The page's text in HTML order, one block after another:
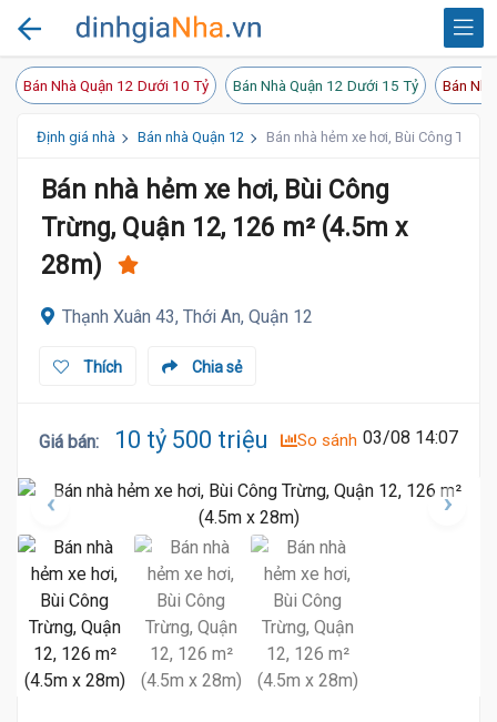
Bán Nhà Quận 12 Dưới 10 Tỷ Bán Nhà Quận 12 Dưới 15 Tỷ Bán
Định giá nhà Bán nhà Quận 12 Bán nhà hẻm xe hơi, Bùi Công
Bán nhà hẻm xe hơi, Bùi Công
Trừng, Quận 12, 126 m² (4.5m x
28m)
Thạnh Xuân 43, Thới An, Quận 12
Chia sẻ
Thích
Giá bán: 10 tỷ 500 triệu So sánh 03/08 14:07